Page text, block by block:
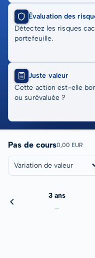
Évaluation des
Détectez les risques
portefeuille.
Juste valeur
Cette action est-elle
ou surévaluée ?
Pas de cours0,00 EUR
Variation de valeur
3 ans
-